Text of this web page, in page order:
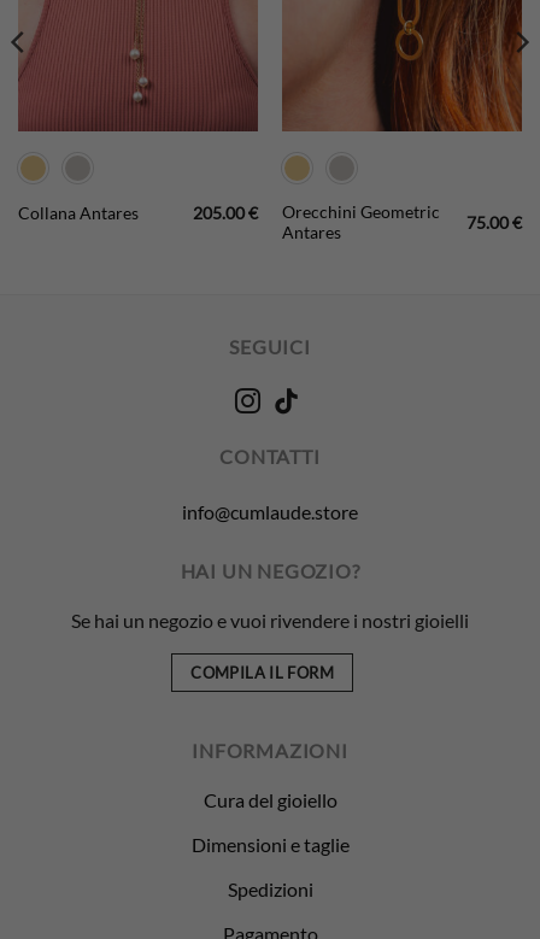
Collana Antares 205.00€
Orecchini Geometric
Antares
75.00€
SEGUICI
CONTATTI
info@cumlaude.store
HAI UN NEGOZIO?
Se hai un negozio e vuoi rivendere i nostri gioielli
COMPILA IL FORM
INFORMAZIONI
Cura del gioiello
Dimensioni e taglie
Spedizioni
Pagamento